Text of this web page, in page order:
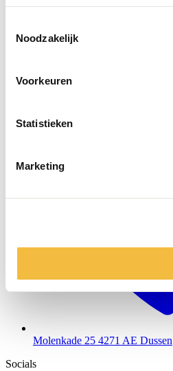
Noodzakelijk
Voorkeuren
Statistieken
Marketing
Molenkade 25 4271 AE Dussen
Socials